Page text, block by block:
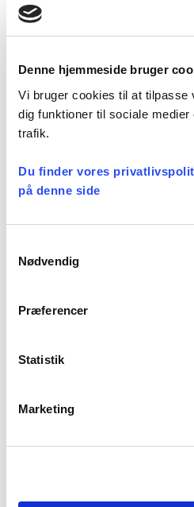
Denne hjemmeside bruger
Vi bruger cookies til at tilpasse
dig funktioner til sociale
trafik.
Du finder vores
på denne side
Nødvendig
Præferencer
Statistik
Marketing
Et lille
Kategorier
Folkekirken